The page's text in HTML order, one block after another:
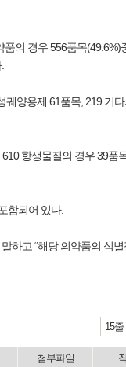
의 경우 556품목(49.6%)
궤양용제 61품목, 219 기
항생물질의 경우 39품
함되어 있다.
하고 “해당 의약품의 식별
15
첨부파일